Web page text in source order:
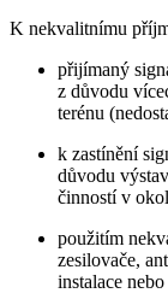
K nekvalitnímu
přijímaný
z důvodu
terénu
k zastínění
důvodu
činností v
použitím
zesilovače,
instalace